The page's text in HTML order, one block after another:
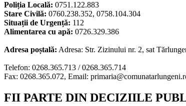
Poliția Locală: 0751.122.883
Stare Civilă: 0760.238.352, 0758.104.304
Situații de Urgență: 112
Alimentarea cu apă: 0726.329.386
Adresa poștală: Adresa: Str. Zizinului nr. 2, sat
Telefon: 0268.365.713 / 0268.365.714
Fax: 0268.365.072, Email:
FII PARTE DIN DECIZIILE